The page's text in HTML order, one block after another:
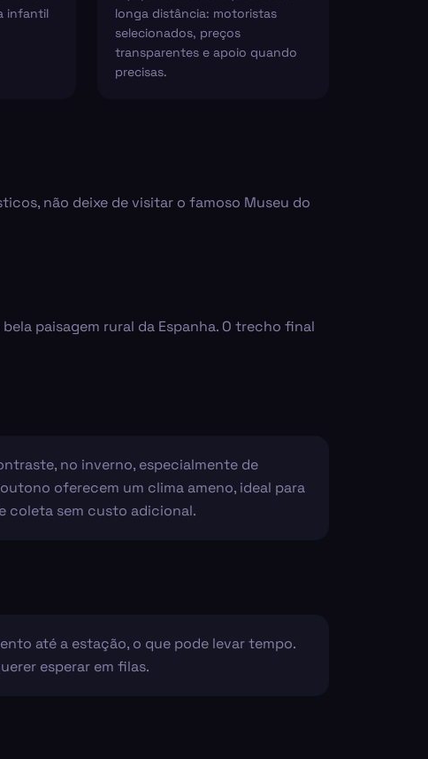
infantil
longa distância: motoristas
selecionados, preços
transparentes e apoio quando
precisas.
não deixe de visitar o famoso Museu do
paisagem rural da Espanha. O trecho final
no inverno, especialmente de
oferecem um clima ameno, ideal para
coleta sem custo adicional.
até a estação, o que pode levar tempo.
esperar em filas.